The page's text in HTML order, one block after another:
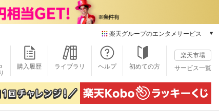
楽天グループのエンタメサービス
本/ゲーム/CD/DVD
楽天ブックス
電子書籍
楽天Kobo
雑誌読み放題
購入履歴 ライブラリ ヘルプ 初めての方
楽天市場
サービス一覧